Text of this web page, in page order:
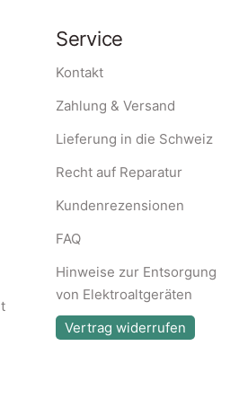
Service
Kontakt
Zahlung & Versand
Lieferung in die Schweiz
Recht auf Reparatur
Kundenrezensionen
FAQ
Hinweise zur Entsorgung
von Elektroaltgeräten
Vertrag widerrufen